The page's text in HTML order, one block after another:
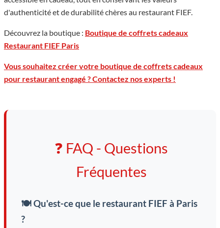
d'authenticité et de durabilité chères au restaurant FIEF.
Découvrez la boutique : Boutique de coffrets cadeaux
Restaurant FIEF Paris
Vous souhaitez créer votre boutique de coffrets cadeaux
pour restaurant engagé ? Contactez nos experts !
❓ FAQ - Questions
Fréquentes
🍽️ Qu'est-ce que le restaurant FIEF à Paris
?